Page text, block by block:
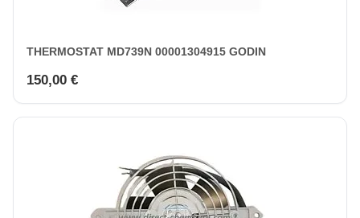
THERMOSTAT MD739N 00001304915 GODIN
150,00 €